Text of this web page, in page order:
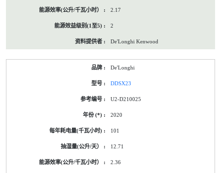
2.17
2
De'Longhi Kenwood
De'Longhi
DDSX23
U2-D210025
2020
101
12.71
2.36